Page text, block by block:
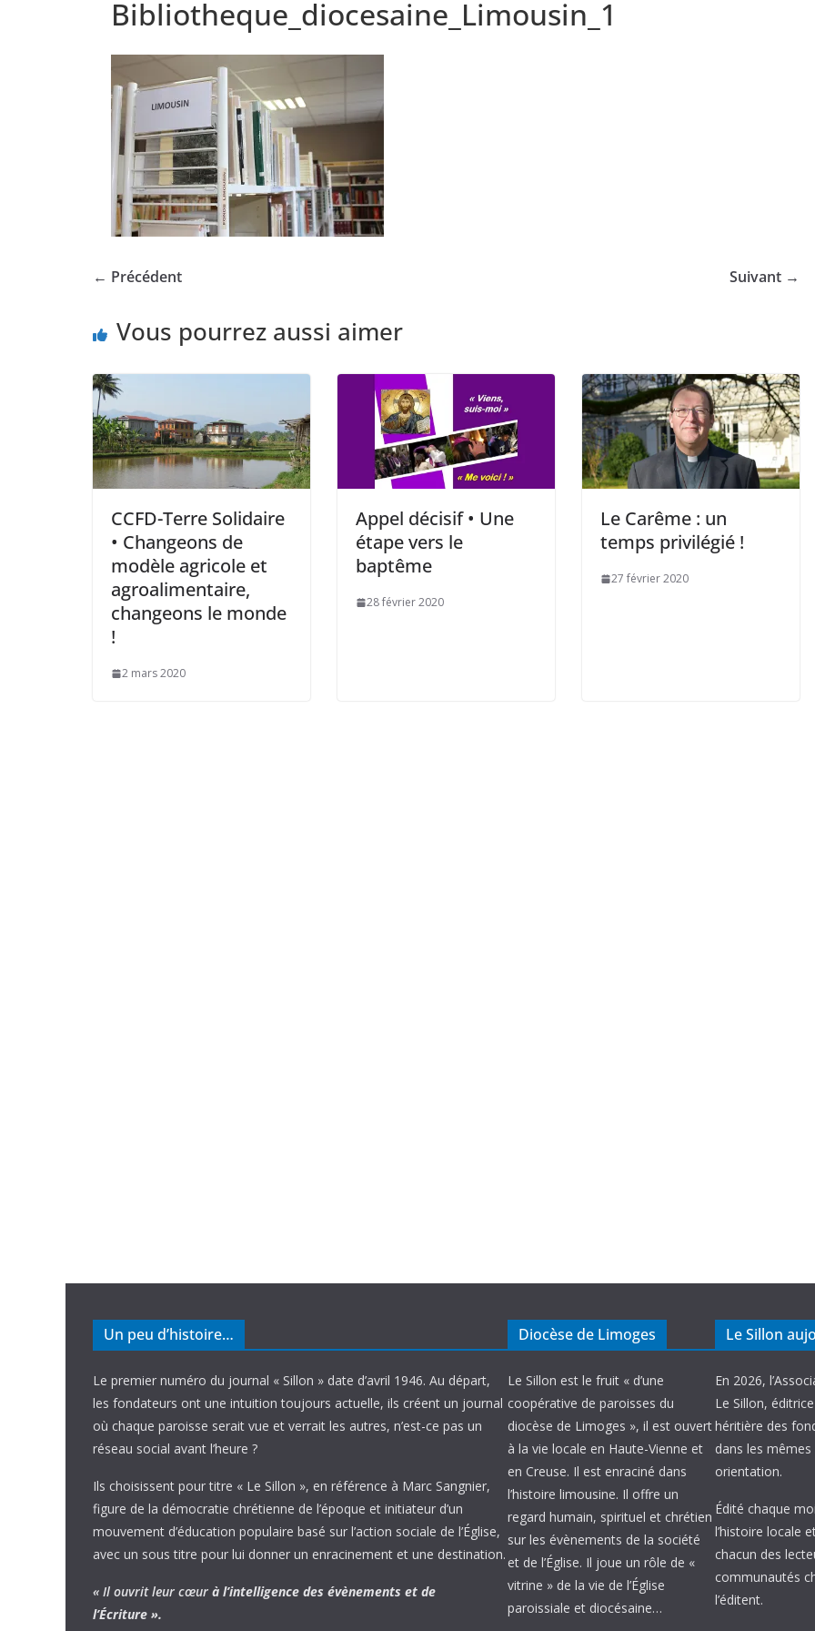
Bibliotheque_diocesaine_Limousin_1
← Précédent Suivant →
Vous pourrez aussi aimer
CCFD-Terre Solidaire
• Changeons de
modèle agricole et
agroalimentaire,
changeons le monde
!
2 mars 2020
Appel décisif • Une
étape vers le
baptême
28 février 2020
Le Carême : un
temps privilégié !
27 février 2020
Un peu d’histoire…
Le premier numéro du journal « Sillon » date d’avril 1946. Au départ,
les fondateurs ont une intuition toujours actuelle, ils créent un journal
où chaque paroisse serait vue et verrait les autres, n’est-ce pas un
réseau social avant l’heure ?
Ils choisissent pour titre « Le Sillon », en référence à Marc Sangnier,
figure de la démocratie chrétienne de l’époque et initiateur d’un
mouvement d’éducation populaire basé sur l’action sociale de l’Église,
avec un sous titre pour lui donner un enracinement et une destination.
« Il ouvrit leur cœur à l’intelligence des évènements et de
l’Écriture ».
Diocèse de Limoges
Le Sillon est le fruit « d’une
coopérative de paroisses du
diocèse de Limoges », il est ouvert
à la vie locale en Haute-Vienne et
en Creuse. Il est enraciné dans
l’histoire limousine. Il offre un
regard humain, spirituel et chrétien
sur les évènements de la société
et de l’Église. Il joue un rôle de «
vitrine » de la vie de l’Église
paroissiale et diocésaine…
Le Sillon
En 2026,
Le Sillon,
héritière des
dans les
orientation.
Édité chaque
l’histoire locale
chacun des
communautés
l’éditent.